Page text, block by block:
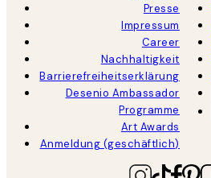
Presse
Impressum
Career
Nachhaltigkeit
Barrierefreiheitserklärung
Desenio Ambassador
Programme
Art Awards
Anmeldung (geschäftlich)